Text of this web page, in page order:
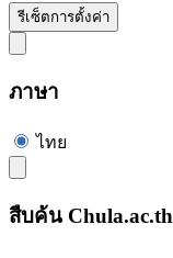
รีเซ็ตการตั้งค่า
ภาษา
ไทย
สืบค้น Chula.ac.th